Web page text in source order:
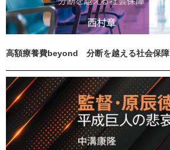
高額療養費beyond 分断を越える社会保障